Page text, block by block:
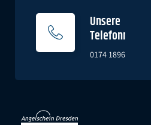
Unsere
Telefonnummer
0174 1896851